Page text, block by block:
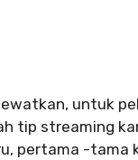
untuk
tip streaming
pertama -tama